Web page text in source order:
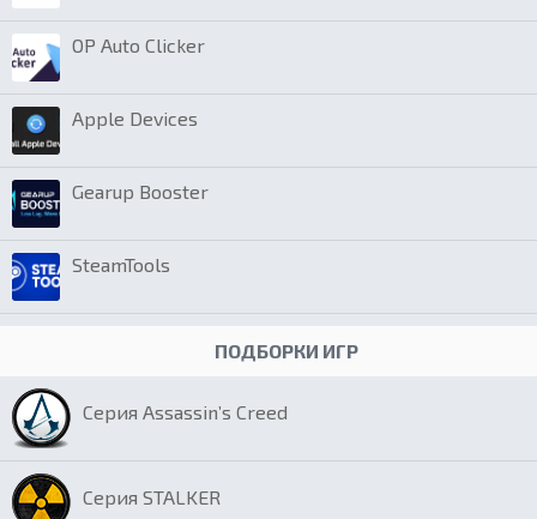
OP Auto Clicker
Apple Devices
Gearup Booster
SteamTools
ПОДБОРКИ ИГР
Серия Assassin’s Creed
Серия STALKER